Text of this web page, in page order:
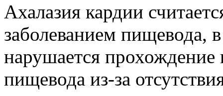
Ахалазия кардии
заболеванием пищевода, в
нарушается
пищевода из-за